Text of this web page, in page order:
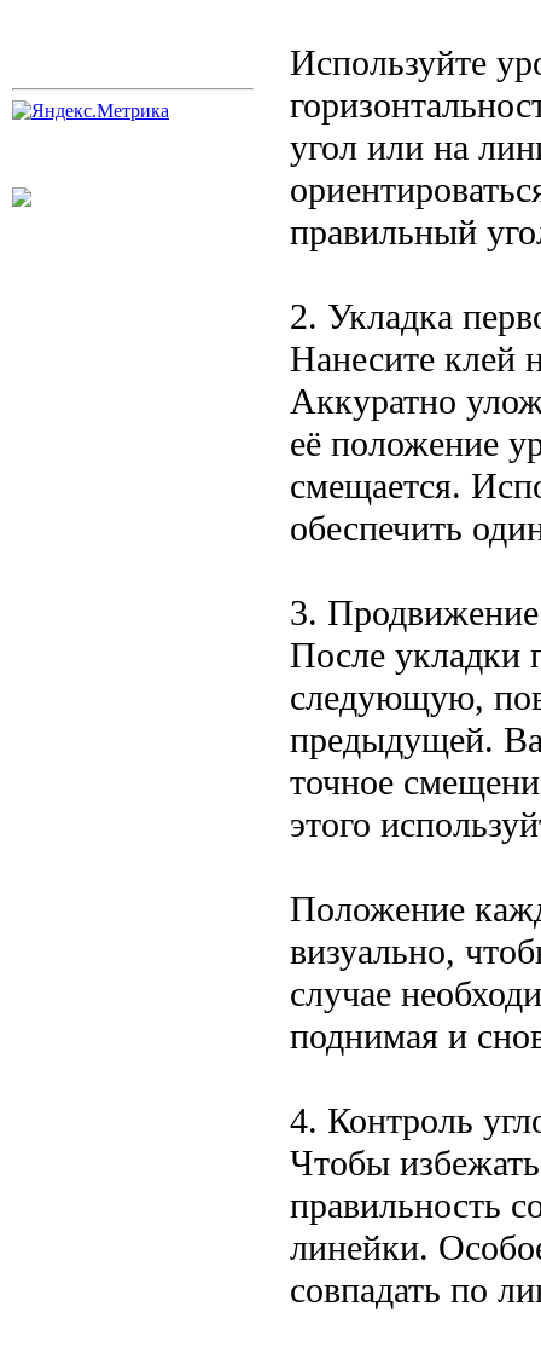
Используйте
угол или на
правильный
2. Укладка
Нанесите клей
Аккуратно
её положение
смещается.
обеспечить
3.
После укладки
следующую,
предыдущей.
точное
этого
Положение
визуально,
случае
поднимая и
4. Контроль
Чтобы
правильность
линейки.
совпадать по